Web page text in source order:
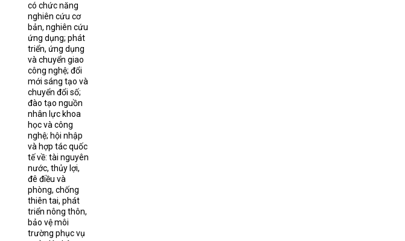
có chức năng
nghiên cứu cơ
bản, nghiên cứu
ứng dụng; phát
triển, ứng dụng
và chuyển giao
công nghệ; đổi
mới sáng tạo và
chuyển đổi số;
đào tạo nguồn
nhân lực khoa
học và công
nghệ; hội nhập
và hợp tác quốc
tế về: tài nguyên
nước, thủy lợi,
đê điều và
phòng, chống
thiên tai, phát
triển nông thôn,
bảo vệ môi
trường phục vụ